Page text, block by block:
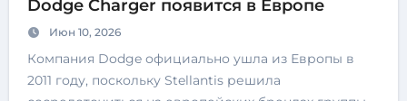
Dodge Charger появится в Европе
Июн 10, 2026
Компания Dodge официально ушла из Европы в
2011 году, поскольку Stellantis решила